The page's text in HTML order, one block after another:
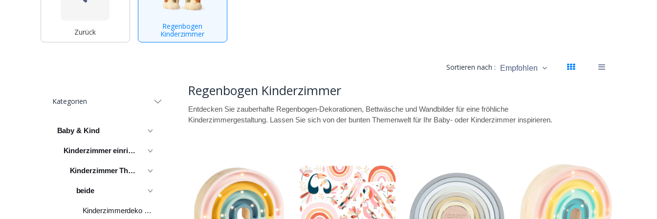
Zurück
Regenbogen
Kinderzimmer
Sortieren nach : Empfohlen
Kategorien
Baby & Kind
Kinderzimmer einrichten
Kinderzimmer Themen
beide
Kinderzimmerdeko Wolken
Regenbogen Kinderzimmer
Entdecken Sie zauberhafte Regenbogen-Dekorationen, Bettwäsche und Wandbilder für eine fröhliche
Kinderzimmergestaltung. Lassen Sie sich von der bunten Themenwelt für Ihr Baby- oder Kinderzimmer inspirieren.